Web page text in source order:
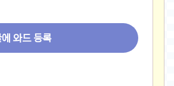
와드 등록